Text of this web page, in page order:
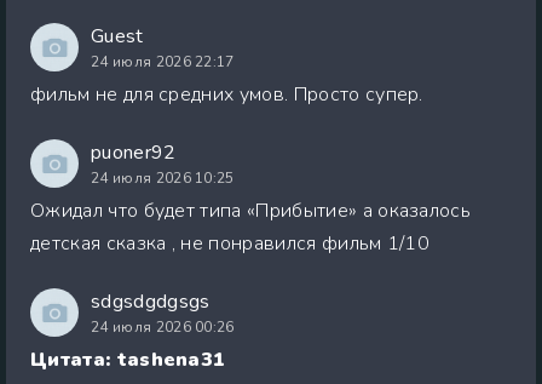
Guest
24 июля 2026 22:17
фильм не для средних умов. Просто супер.
puoner92
24 июля 2026 10:25
Ожидал что будет типа «Прибытие» а оказалось
детская сказка , не понравился фильм 1/10
sdgsdgdgsgs
24 июля 2026 00:26
Цитата: tashena31